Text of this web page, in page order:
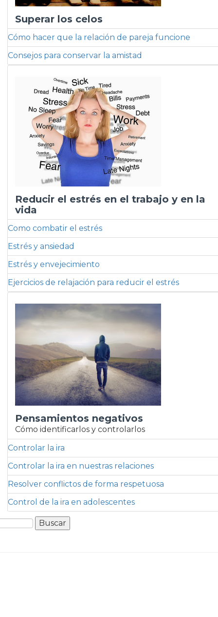
Superar los celos
Cómo hacer que la relación de pareja funcione
Consejos para conservar la amistad
Reducir el estrés en el trabajo y en la
vida
Como combatir el estrés
Estrés y ansiedad
Estrés y envejecimiento
Ejercicios de relajación para reducir el estrés
Pensamientos negativos
Cómo identificarlos y controlarlos
Controlar la ira
Controlar la ira en nuestras relaciones
Resolver conflictos de forma respetuosa
Control de la ira en adolescentes